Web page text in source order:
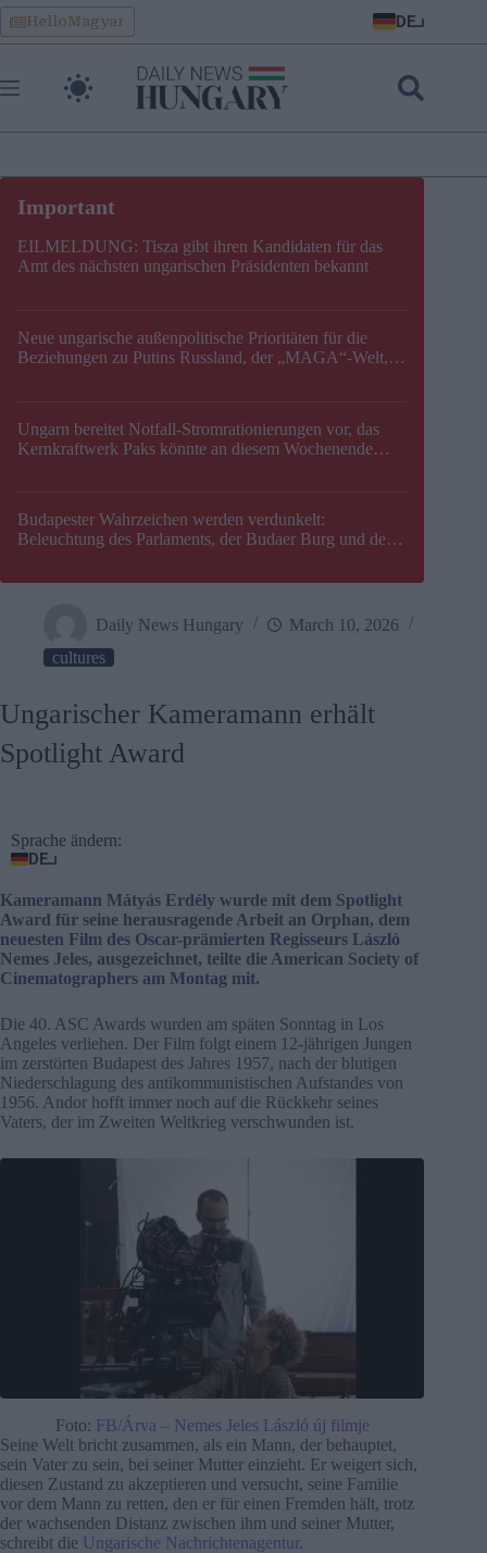
Skip
to
content
HelloMagyar DE
EILMELDUNG: Tisza gibt ihren Kandidaten für das
Amt des nächsten ungarischen Präsidenten bekannt
Neue ungarische außenpolitische Prioritäten für die
Beziehungen zu Putins Russland, der „MAGA“-Welt,
Ungarn bereitet Notfall-Stromrationierungen vor, das
Kernkraftwerk Paks könnte an diesem Wochenende
Budapester Wahrzeichen werden verdunkelt:
Beleuchtung des Parlaments, der Budaer Burg und der
Daily News Hungary
March 10, 2026
cultures
Ungarischer Kameramann erhält
Spotlight Award
Sprache ändern:
DE
Kameramann Mátyás Erdély wurde mit dem Spotlight
Award für seine herausragende Arbeit an Orphan, dem
neuesten Film des Oscar-prämierten Regisseurs László
Nemes Jeles, ausgezeichnet, teilte die American Society of
Cinematographers am Montag mit.
Die 40. ASC Awards wurden am späten Sonntag in Los
Angeles verliehen. Der Film folgt einem 12-jährigen Jungen
im zerstörten Budapest des Jahres 1957, nach der blutigen
Niederschlagung des antikommunistischen Aufstandes von
1956. Andor hofft immer noch auf die Rückkehr seines
Vaters, der im Zweiten Weltkrieg verschwunden ist.
Foto: FB/Árva – Nemes Jeles László új filmje
Seine Welt bricht zusammen, als ein Mann, der behauptet,
sein Vater zu sein, bei seiner Mutter einzieht. Er weigert sich,
diesen Zustand zu akzeptieren und versucht, seine Familie
vor dem Mann zu retten, den er für einen Fremden hält, trotz
der wachsenden Distanz zwischen ihm und seiner Mutter,
schreibt die Ungarische Nachrichtenagentur.